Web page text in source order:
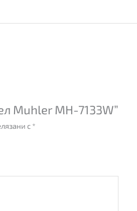
Muhler MH-7133W”
с *